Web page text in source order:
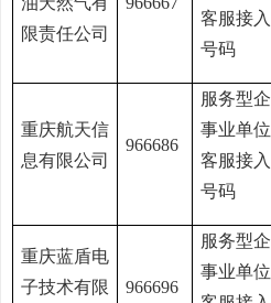
限责任公司
客服接入
号码
重庆航天信
息有限公司
966686
服务型企
事业单位
客服接入
号码
重庆蓝盾电
子技术有限
966696
服务型企
事业单位